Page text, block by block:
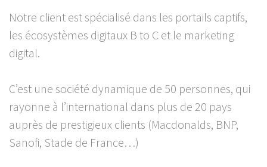
Notre client est spécialisé dans les portails captifs,
les écosystèmes digitaux B to C et le marketing
digital.
C’est une société dynamique de 50 personnes, qui
rayonne à l’international dans plus de 20 pays
auprès de prestigieux clients (Macdonalds, BNP,
Sanofi, Stade de France…)